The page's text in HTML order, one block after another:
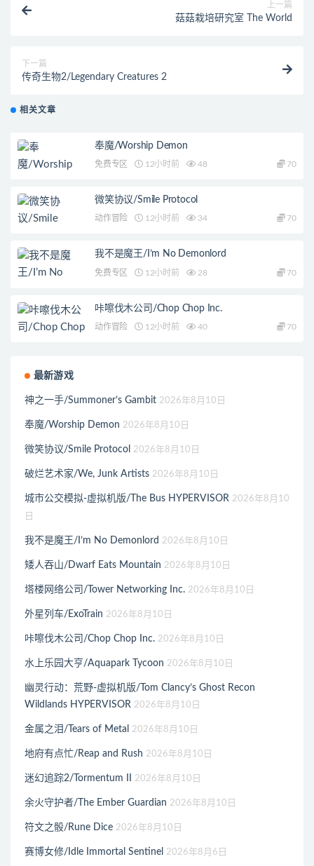
上一篇
菇菇栽培研究室 The World
下一篇
传奇生物2/Legendary Creatures 2
相关文章
奉魔/Worship Demon
免费专区 12小时前 48 70
微笑协议/Smile Protocol
动作冒险 12小时前 34 70
我不是魔王/I’m No Demonlord
免费专区 12小时前 28 70
咔嚓伐木公司/Chop Chop Inc.
动作冒险 12小时前 40 70
最新游戏
神之一手/Summoner’s Gambit 2026年8月10日
奉魔/Worship Demon 2026年8月10日
微笑协议/Smile Protocol 2026年8月10日
破烂艺术家/We, Junk Artists 2026年8月10日
城市公交模拟-虚拟机版/The Bus HYPERVISOR 2026年8月10
日
我不是魔王/I’m No Demonlord 2026年8月10日
矮人吞山/Dwarf Eats Mountain 2026年8月10日
塔楼网络公司/Tower Networking Inc. 2026年8月10日
外星列车/ExoTrain 2026年8月10日
咔嚓伐木公司/Chop Chop Inc. 2026年8月10日
水上乐园大亨/Aquapark Tycoon 2026年8月10日
幽灵行动：荒野-虚拟机版/Tom Clancy’s Ghost Recon
Wildlands HYPERVISOR 2026年8月10日
金属之泪/Tears of Metal 2026年8月10日
地府有点忙/Reap and Rush 2026年8月10日
迷幻追踪2/Tormentum II 2026年8月10日
余火守护者/The Ember Guardian 2026年8月10日
符文之骰/Rune Dice 2026年8月10日
赛博女修/Idle Immortal Sentinel 2026年8月6日